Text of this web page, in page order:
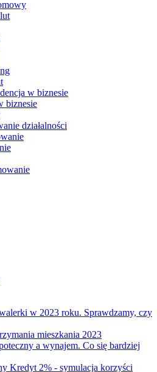
w biznesie
biznesie
działalności
w 2023 roku. Sprawdzamy, czy
mieszkania 2023
a wynajem. Co się bardziej
Kredyt 2% - symulacja korzyści